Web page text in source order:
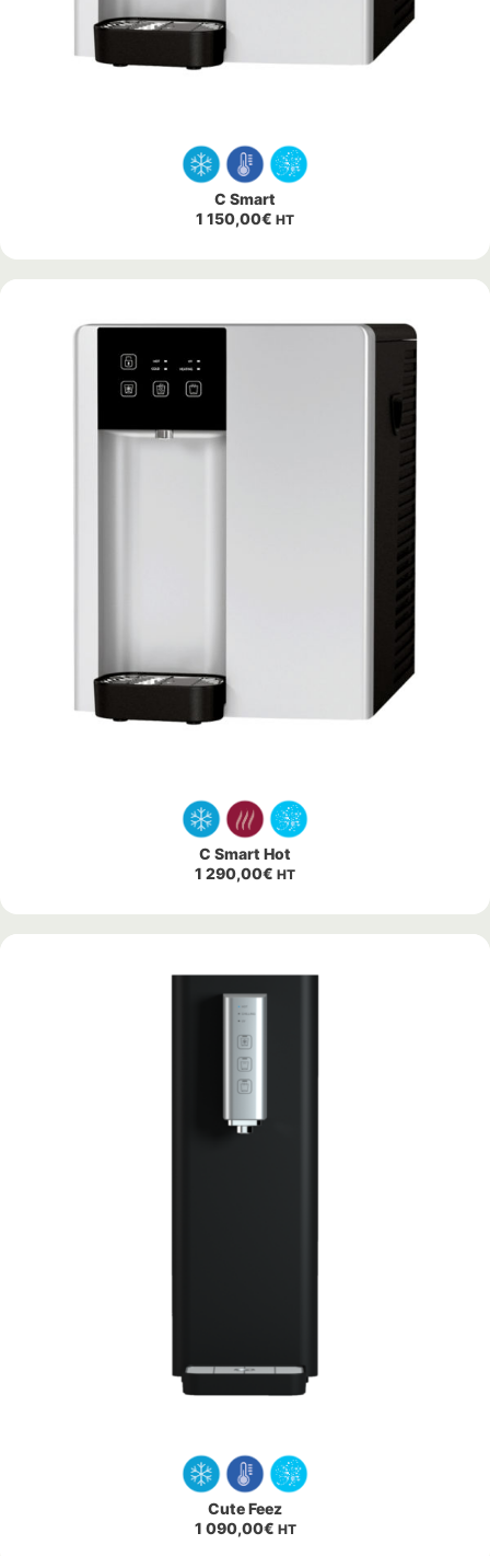
C Smart
1 150,00€ HT
C Smart Hot
1 290,00€ HT
Cute Feez
1 090,00€ HT